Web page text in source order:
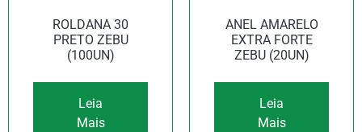
ROLDANA 30
PRETO ZEBU
(100UN)
Leia
Mais
ANEL AMARELO
EXTRA FORTE
ZEBU (20UN)
Leia
Mais